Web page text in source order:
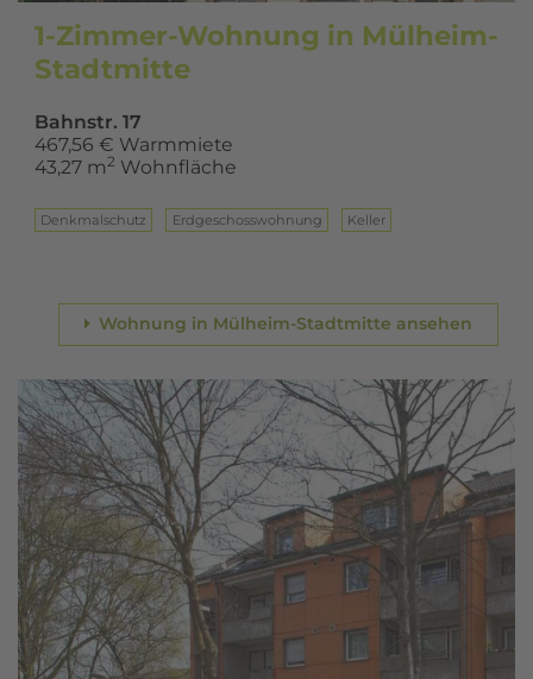
1-Zimmer-Wohnung in Mülheim-
Stadtmitte
Bahnstr. 17
467,56 € Warmmiete
43,27 m2 Wohnfläche
Denkmalschutz Erd­ge­schoss­woh­nung Keller
Wohnung in Mülheim-Stadtmitte ansehen